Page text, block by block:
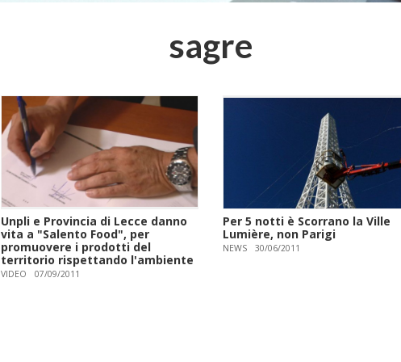
sagre
Unpli e Provincia di Lecce danno
vita a "Salento Food", per
promuovere i prodotti del
territorio rispettando l'ambiente
VIDEO 07/09/2011
Per 5 notti è Scorrano la Ville
Lumière, non Parigi
NEWS 30/06/2011